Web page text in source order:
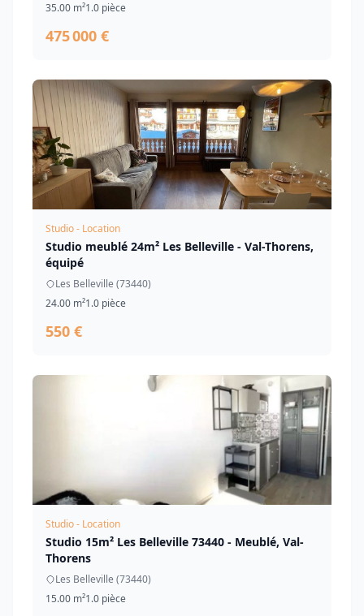
35.00 m²1.0 pièce
475 000 €
Studio - Location
Studio meublé 24m² Les Belleville - Val-Thorens,
équipé
Les Belleville (73440)
24.00 m²1.0 pièce
550 €
Studio - Location
Studio 15m² Les Belleville 73440 - Meublé, Val-
Thorens
Les Belleville (73440)
15.00 m²1.0 pièce